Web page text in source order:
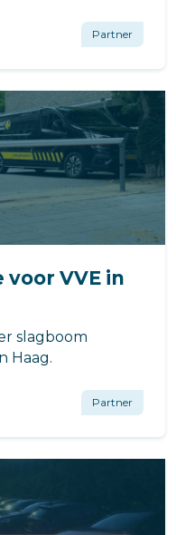
Partner
VVE in
slagboom
Haag.
Partner